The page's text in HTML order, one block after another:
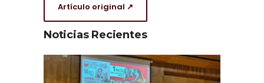
Artículo original ↗
Noticias Recientes